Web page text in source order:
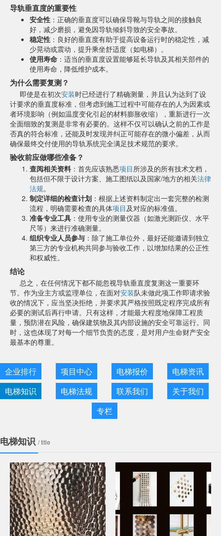
导轨垂直度的重要性
安全性 ：正确的垂直度可以确保导靴与导轨之间的接触良
好，减少磨损，避免因导轨倾斜导致的安全事故。
稳定性 ：良好的垂直度有助于提高设备运行时的稳定性，减
少晃动或震动，提升乘坐舒适度（如电梯）。
使用寿命 ：适当的垂直度设置能够延长导轨及其相关部件的
使用寿命，降低维护成本。
为什么需要复测？
即使是在初次安装时已经进行了精确测量，并且认为达到了设
计要求的垂直度标准，但考虑到施工过程中可能存在的人为因素或
者环境影响（例如温度变化引起的材料膨胀收缩），重新进行一次
全面细致的复测是非常有必要的。这样不仅可以确认之前的工作是
否真的符合标准，还能及时发现并纠正可能存在的微小偏差，从而
确保最终交付使用的导轨系统完全满足技术规范的要求。
验收前应做哪些准备？
查阅相关资料 ：首先应该熟悉项目所涉及的所有技术文档，
包括但不限于设计方案、施工图纸以及国家/地方的相关法律
法规。
制定详细的检查计划 ：根据上述资料制定出一套完整的检测
流程，明确需要检查的具体项目及对应的标准值。
准备专业工具 ：使用专业的测量仪器（如激光测距仪、水平
尺等）来进行准确测量。
组织专业人员参与 ：除了施工单位外，最好还能邀请到独立
第三方的专业机构共同参与验收工作，以增加结果的公正性
和权威性。
结论
总之，在任何情况下都不能忽视导轨垂直度复测这一重要环
节。作为业主方或监理单位，在面对安装队未做此项工作即请求验
收的情况下，应当坚决拒绝，并要求其严格按照既定程序完成所有
必要的测试后再行申请。只有这样，才能最大程度地保障工程质
量，预防潜在风险，确保建筑物及其内部设施的安全可靠运行。同
时，这也体现了对每一个细节负责的态度，是对用户生命财产安全
最基本的尊重。
企业排行 项目中心 电梯报价
电梯资讯
电梯知识
电梯法规 联系我们
关于我们
专栏
电梯知识 / title